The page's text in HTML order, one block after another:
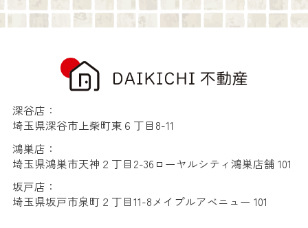
深谷店：
埼玉県深谷市上柴町東６丁目8-11
鴻巣店：
埼玉県鴻巣市天神２丁目2-36ローヤルシティ鴻巣店舗 101
坂戸店：
埼玉県坂戸市泉町２丁目11-8メイプルアベニュー 101